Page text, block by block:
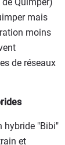
Quimper)
mais
moins
de réseaux
hybride "Bibi"
et